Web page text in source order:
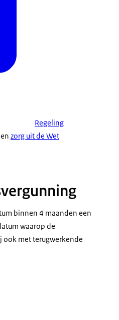
Regeling
en zorg uit de Wet
binnen 4 maanden een
waarop de
ook met terugwerkende